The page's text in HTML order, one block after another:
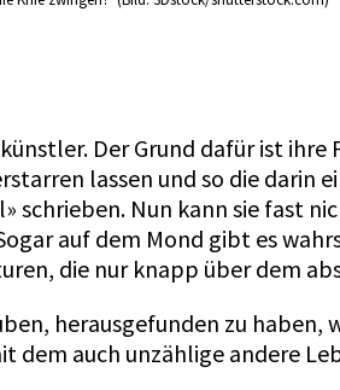
Der Grund dafür ist
lassen und so die darin
schrieben. Nun kann sie fast
auf dem Mond gibt es
die nur knapp über dem
herausgefunden zu
dem auch unzählige andere